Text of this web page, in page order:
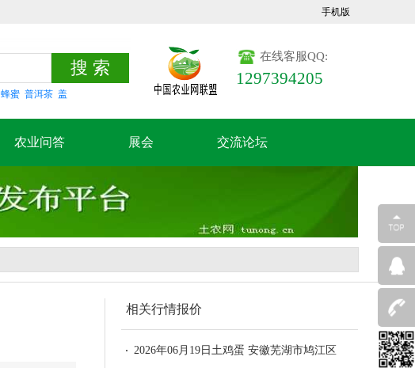
手机版
蜂蜜 普洱茶 盖
在线客服QQ:
1297394205
农业问答 展会 交流论坛
相关行情报价
2026年06月19日土鸡蛋 安徽芜湖市鸠江区